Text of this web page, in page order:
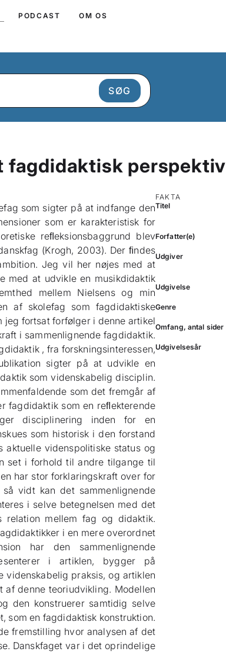
PODCAST OM OS
fagdidaktisk perspektiv
som sigter på at indfange den
som er karakteristisk for
reﬂeksionsbaggrund blev
(Krogh, 2003). Der ﬁndes
Jeg vil her nøjes med at
med at udvikle en musikdidaktik
mellem Nielsens og min
af skolefag som fagdidaktiske
jeg fortsat forfølger i denne artikel
i sammenlignende fagdidaktik.
, fra forskningsinteressen,
sigter på at udvikle en
som videnskabelig disciplin.
som det fremgår af
fagdidaktik som en reﬂekterende
disciplinering inden for en
som historisk i den forstand
videnspolitiske status og
set i forhold til andre tilgange til
har stor forklaringskraft over for
vidt kan det sammenlignende
i selve betegnelsen med det
relation mellem fag og didaktik.
i en mere overordnet
har den sammenlignende
i artiklen, bygger på
videnskabelig praksis, og artiklen
denne teoriudvikling. Modellen
den konstruerer samtidig selve
som en fagdidaktisk konstruktion.
fremstilling hvor analysen af det
Danskfaget var i det oprindelige
FAKTA
Titel
Forfatter(e)
Udgiver
Udgivelse
Genre
Omfang, antal sider
Udgivelsesår